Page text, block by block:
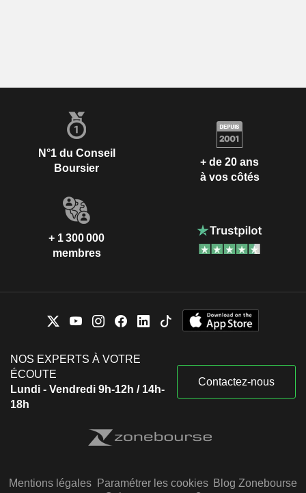
N°1 du Conseil
Boursier
+ de 20 ans
à vos côtés
+ 1 300 000
membres
NOS EXPERTS À VOTRE
ÉCOUTE
Lundi - Vendredi 9h-12h / 14h-
18h
Contactez-nous
Mentions légales Paramétrer les cookies Blog Zonebourse